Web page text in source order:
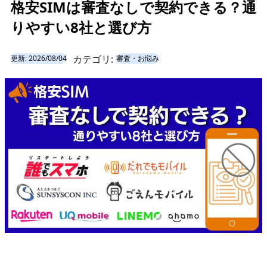
格安SIMは審査なしで契約できる？通
りやすい8社と選び方
更新:2026/08/04 カテゴリ: 審査・お悩み